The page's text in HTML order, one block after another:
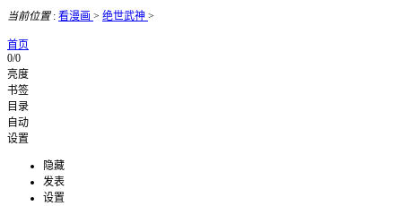
当前位置: 看漫画 > 绝世武神 >
首页
0/0
亮度
书签
目录
自动
设置
隐藏
发表
设置